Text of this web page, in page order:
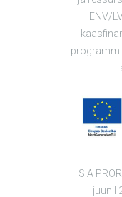
ENV/
programm
SIA
juunil